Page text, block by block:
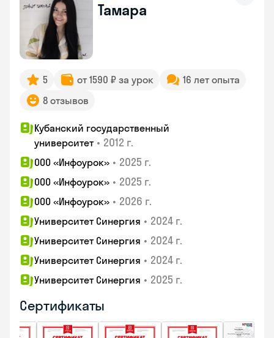
Тамара
5 от 1590 ₽ за урок
16 лет опыта
8 отзывов
Кубанский государственный
университет • 2012 г.
ООО «Инфоурок» • 2025 г.
ООО «Инфоурок» • 2025 г.
ООО «Инфоурок» • 2026 г.
Университет Синергия • 2024 г.
Университет Синергия • 2024 г.
Университет Синергия • 2024 г.
Университет Синергия • 2025 г.
Сертификаты